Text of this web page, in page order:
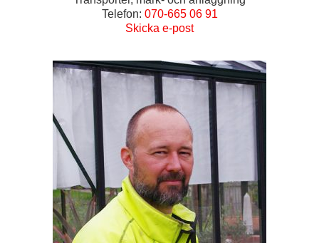
Telefon: 070-665 06 91
Skicka e-post